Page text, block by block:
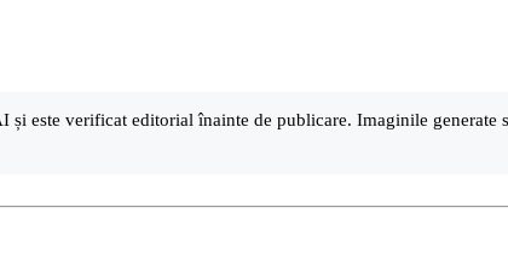
și este verificat editorial înainte de publicare. Imaginile